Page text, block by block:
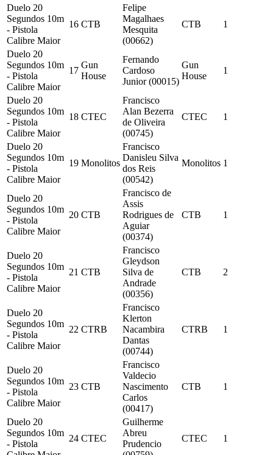
Duelo 20
Segundos 10m
- Pistola
Calibre Maior
16 CTB
Felipe
Magalhaes
Mesquita
(00662)
CTB 1
Duelo 20
Segundos 10m
- Pistola
Calibre Maior
17
Gun
House
Fernando
Cardoso
Junior (00015)
Gun
House
1
Duelo 20
Segundos 10m
- Pistola
Calibre Maior
18 CTEC
Francisco
Alan Bezerra
de Oliveira
(00745)
CTEC 1
Duelo 20
Segundos 10m
- Pistola
Calibre Maior
19 Monolitos
Francisco
Danisleu Silva
dos Reis
(00542)
Monolitos 1
Duelo 20
Segundos 10m
- Pistola
Calibre Maior
20 CTB
Francisco de
Assis
Rodrigues de
Aguiar
(00374)
CTB 1
Duelo 20
Segundos 10m
- Pistola
Calibre Maior
21 CTB
Francisco
Gleydson
Silva de
Andrade
(00356)
CTB 2
Duelo 20
Segundos 10m
- Pistola
Calibre Maior
22 CTRB
Francisco
Klerton
Nacambira
Dantas
(00744)
CTRB 1
Duelo 20
Segundos 10m
- Pistola
Calibre Maior
23 CTB
Francisco
Valdecio
Nascimento
Carlos
(00417)
CTB 1
Duelo 20
Segundos 10m
- Pistola
24 CTEC
Guilherme
Abreu
Prudencio
CTEC 1